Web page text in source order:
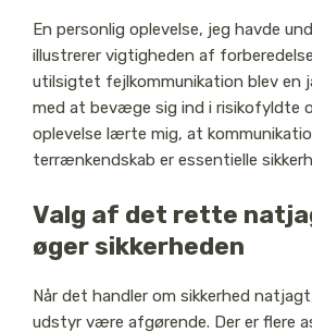
En personlig oplevelse, jeg havde
illustrerer vigtigheden af
utilsigtet fejlkommunikation blev en
med at bevæge sig ind i risikofyldte
oplevelse lærte mig, at
terrænkendskab er essentielle
Valg af det rette
øger sikkerheden
Når det handler om sikkerhed
udstyr være afgørende. Der er flere